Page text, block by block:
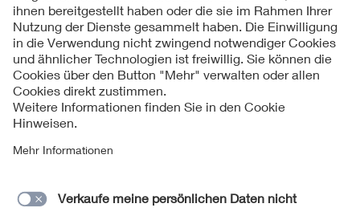
Kontakt
Impressum
Datenschutzinformationen
Cookie Hinweise
Compliance
Jahresarchiv